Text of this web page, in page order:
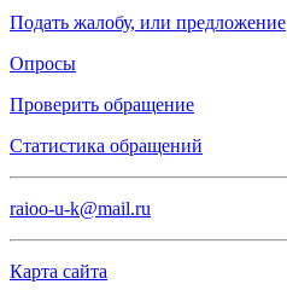
Подать жалобу, или предложение
Опросы
Проверить обращение
Статистика обращений
raioo-u-k@mail.ru
Карта сайта